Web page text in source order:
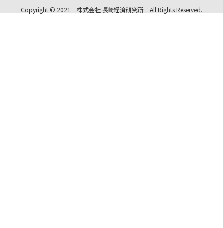
Copyright © 2021 株式会社 長崎経済研究所 All Rights Reserved.